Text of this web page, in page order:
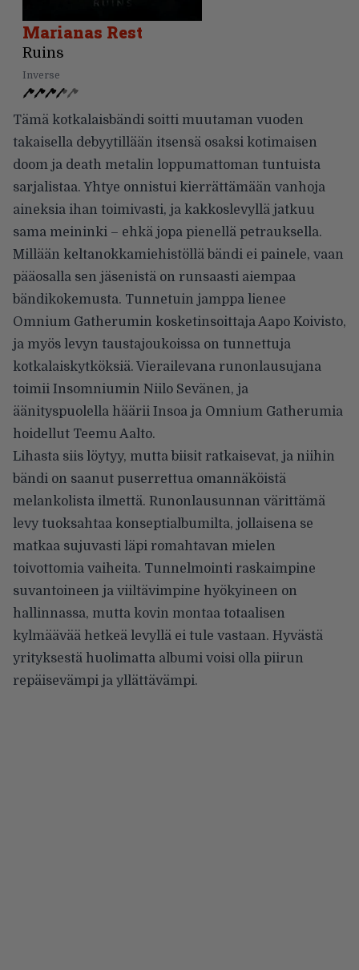
Marianas Rest
Ruins
Inverse
Tämä kotkalaisbändi soitti muutaman vuoden
takaisella debyytillään itsensä osaksi kotimaisen
doom ja death metalin loppumattoman tuntuista
sarjalistaa. Yhtye onnistui kierrättämään vanhoja
aineksia ihan toimivasti, ja kakkoslevyllä jatkuu
sama meininki – ehkä jopa pienellä petrauksella.
Millään keltanokkamiehistöllä bändi ei painele, vaan
pääosalla sen jäsenistä on runsaasti aiempaa
bändikokemusta. Tunnetuin jamppa lienee
Omnium Gatherumin kosketinsoittaja Aapo Koivisto,
ja myös levyn taustajoukoissa on tunnettuja
kotkalaiskytköksiä. Vierailevana runonlausujana
toimii Insomniumin Niilo Sevänen, ja
äänityspuolella häärii Insoa ja Omnium Gatherumia
hoidellut Teemu Aalto.
Lihasta siis löytyy, mutta biisit ratkaisevat, ja niihin
bändi on saanut puserrettua omannäköistä
melankolista ilmettä. Runonlausunnan värittämä
levy tuoksahtaa konseptialbumilta, jollaisena se
matkaa sujuvasti läpi romahtavan mielen
toivottomia vaiheita. Tunnelmointi raskaimpine
suvantoineen ja viiltävimpine hyökyineen on
hallinnassa, mutta kovin montaa totaalisen
kylmäävää hetkeä levyllä ei tule vastaan. Hyvästä
yrityksestä huolimatta albumi voisi olla piirun
repäisevämpi ja yllättävämpi.